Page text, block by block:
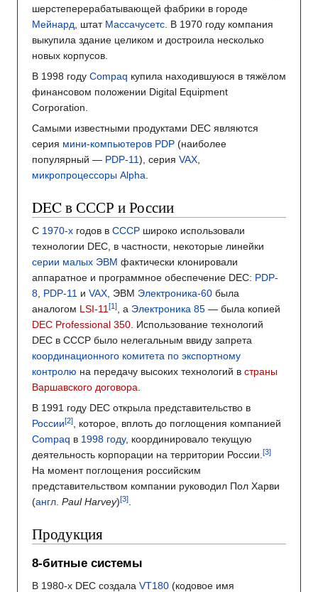
шерстеперерабатывающей фабрики в городе
Мейнард, штат Массачусетс. В 1970 году компания
выкупила здание целиком и достроила несколько
новых корпусов.
В 1998 году Compaq купила находившуюся в тяжёлом
финансовом положении Digital Equipment
Corporation.
Самыми известными продуктами DEC являются
серия мини-компьютеров PDP (наиболее
популярный — PDP-11), серия VAX,
микропроцессоры Alpha.
DEC в СССР и России
С 1970-х годов в СССР широко использовали
технологии DEC, в частности, некоторые линейки
серии малых ЭВМ фактически клонировали
аппаратное и программное обеспечение DEC: PDP-
8, PDP-11 и VAX, ЭВМ Электроника-60 была
аналогом LSI-11 , а Электроника 85 — была копией
DEC Professional 350. Использование технологий
DEC в СССР было нелегальным ввиду запрета
координационного комитета по экспортному
контролю на передачу высоких технологий в страны
Варшавского договора.
В 1991 году DEC открыла представительство в
России
, которое, вплоть до поглощения компанией
Compaq в 1998 году, координировало текущую
деятельность корпорации на территории России.
На момент поглощения российским
представительством компании руководил Пол Харви
(англ. Paul Harvey) .
Продукция
8-битные системы
В 1980-х DEC создала VT180 (кодовое имя